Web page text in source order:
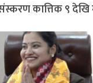
कात्तिक ९